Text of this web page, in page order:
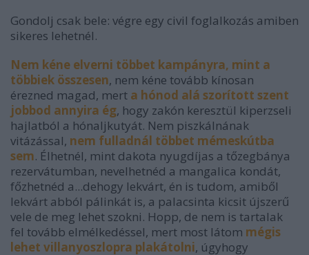
Gondolj csak bele: végre egy civil foglalkozás amiben
sikeres lehetnél.
Nem kéne elverni többet kampányra, mint a
többiek összesen, nem kéne tovább kínosan
érezned magad, mert a hónod alá szorított szent
jobbod annyira ég, hogy zakón keresztül kiperzseli
hajlatból a hónaljkutyát. Nem piszkálnának
vitázással, nem fulladnál többet mémeskútba
sem. Élhetnél, mint dakota nyugdíjas a tőzegbánya
rezervátumban, nevelhetnéd a mangalica kondát,
főzhetnéd a...dehogy lekvárt, én is tudom, amiből
lekvárt abból pálinkát is, a palacsinta kicsit újszerű
vele de meg lehet szokni. Hopp, de nem is tartalak
fel tovább elmélkedéssel, mert most látom mégis
lehet villanyoszlopra plakátolni, úgyhogy